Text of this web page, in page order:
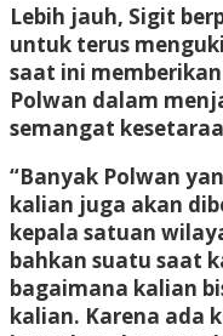
Lebih jauh, Sigit
untuk terus
saat ini
Polwan dalam
semangat
“Banyak Polwan
kalian juga akan
kepala satuan
bahkan suatu saat
bagaimana kalian
kalian. Karena ada